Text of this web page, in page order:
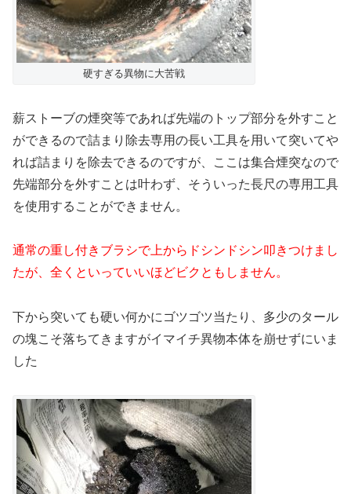
硬すぎる異物に大苦戦
薪ストーブの煙突等であれば先端のトップ部分を外すこと
ができるので詰まり除去専用の長い工具を用いて突いてや
れば詰まりを除去できるのですが、ここは集合煙突なので
先端部分を外すことは叶わず、そういった長尺の専用工具
を使用することができません。
通常の重し付きブラシで上からドシンドシン叩きつけまし
たが、全くといっていいほどビクともしません。
下から突いても硬い何かにゴツゴツ当たり、多少のタール
の塊こそ落ちてきますがイマイチ異物本体を崩せずにいま
した